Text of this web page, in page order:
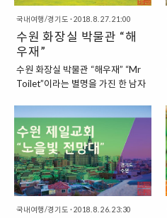
역에 대한 설명을 들을 수 있는 것이
장점이랍니다. 저도 예전에 수원 화
성을 걸어서 돌아보면서, 화성열차
를 곳곳에서 볼 수 있었는데요. 예전
에 화성을 방문했을 때는 타지 않았
지만, 이번에는 한 번 화성열차에 탑
화성열차를 탑승할 수 있는 곳은?"
그렇다면, 이러한 화성열차를 탑승
할 수 있는 곳은 어디일까요? 바로
"국궁체험장"이 있는 연무대 앞에서
탑승할 수 있답니..
국내여행/경기도 · 2018. 8. 27. 21:00
수원 화장실 박물관 “해
우재”
수원 화장실 박물관 “해우재” “Mr
Toilet”이라는 별명을 가진 한 남자
을 가리키는 별명인데요. 그가 이렇
게 “Mr Toilet”이라는 별명을 얻게
된 이유는 간단하답니다. 그는 바로
우리나라의 공중 화장실 시설을 개
선시키는 프로젝트를 실행하면서,
수원의 공중화장실 시설과 문화를
획기적으로 발전시키는데 큰 이바
지를 했기 때문이지요. “2002년 한
국내여행/경기도 · 2018. 8. 26. 23:30